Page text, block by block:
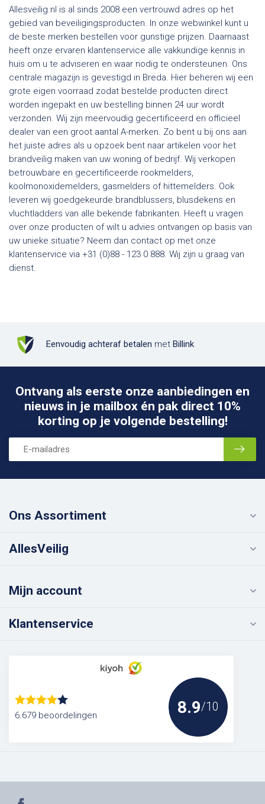
Allesveilig.nl is al sinds 2008 een vertrouwd adres op het
gebied van beveiligingsproducten. In onze webwinkel kunt u
de beste merken bestellen voor gunstige prijzen. Daarnaast
heeft onze ervaren klantenservice alle vakkundige kennis in
huis om u te adviseren en waar nodig te ondersteunen. Ons
centrale magazijn is gevestigd in Breda. Hier beheren wij een
grote eigen voorraad zodat bestelde producten direct
worden ingepakt en uw bestelling binnen 24 uur wordt
verzonden. Wij zijn meervoudig gecertificeerd en officieel
dealer van een groot aantal A-merken. Zo bent u bij ons aan
het juiste adres als u opzoek bent naar artikelen voor het
brandveilig maken van uw woning of bedrijf. Wij verkopen
betrouwbare en gecertificeerde rookmelders,
koolmonoxidemelders, gasmelders of hittemelders. Ook
leveren wij goedgekeurde brandblussers, blusdekens en
vluchtladders van alle bekende fabrikanten. Heeft u vragen
over onze producten of wilt u advies ontvangen op basis van
uw unieke situatie? Neem dan contact op met onze
klantenservice via +31 (0)88 - 123 0 888. Wij zijn u graag van
dienst.
Eenvoudig achteraf betalen met Billink
Ontvang als eerste onze aanbiedingen en
nieuws in je mailbox én pak direct 10%
korting op je volgende bestelling!
Ons Assortiment
AllesVeilig
Mijn account
Klantenservice
6.679 beoordelingen 8.9/10